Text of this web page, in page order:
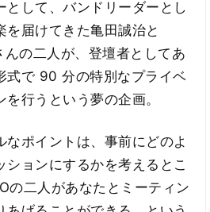
として、バンドリーダーとし
を届けてきた亀田誠治と
の二人が、登壇者としてあ
式で 90 分の特別なプライベ
行うという夢の企画。
なポイントは、事前にどのよ
ションにするかを考えるとこ
の二人があなたとミーティン